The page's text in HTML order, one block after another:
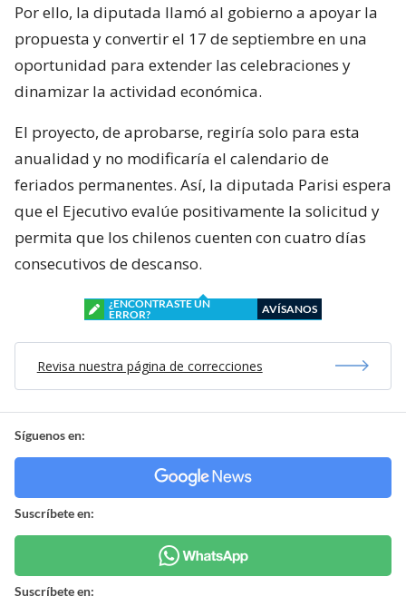
Por ello, la diputada llamó al gobierno a apoyar la
propuesta y convertir el 17 de septiembre en una
oportunidad para extender las celebraciones y
dinamizar la actividad económica.
El proyecto, de aprobarse, regiría solo para esta
anualidad y no modificaría el calendario de
feriados permanentes. Así, la diputada Parisi espera
que el Ejecutivo evalúe positivamente la solicitud y
permita que los chilenos cuenten con cuatro días
consecutivos de descanso.
¿ENCONTRASTE UN
ERROR?
AVÍSANOS
Revisa nuestra página de correcciones
Síguenos en:
Suscríbete en:
Suscríbete en: